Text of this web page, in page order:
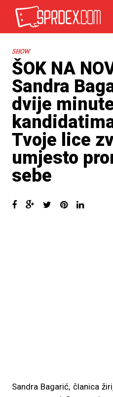
SHOW
ŠOK NA
Sandra
dvije
Tvoje lice
umjesto
sebe
Sandra Bagarić, članica